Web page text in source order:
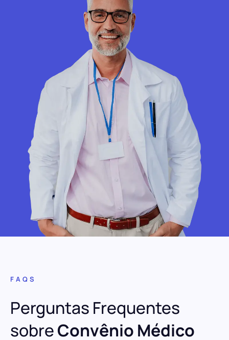
FAQS
Perguntas Frequentes
sobreConvênio Médico